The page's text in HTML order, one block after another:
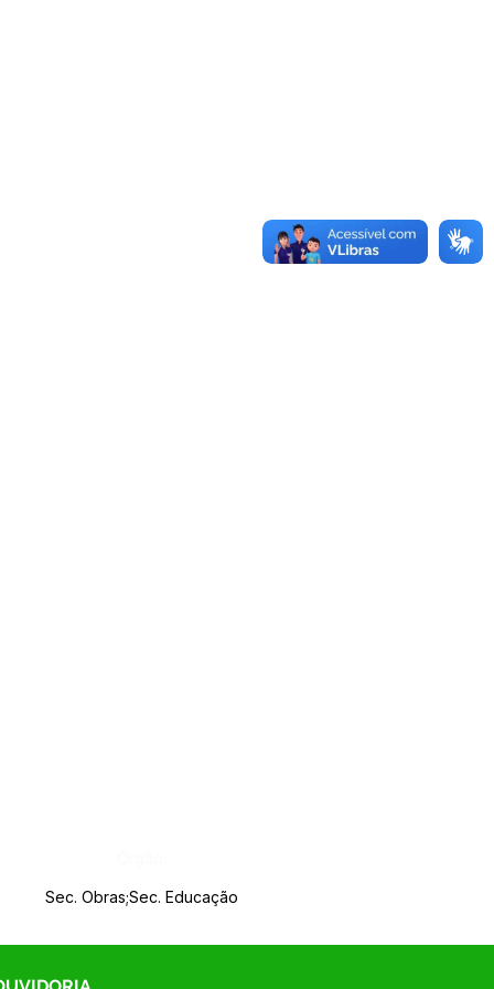
Sec. Obras;Sec. Educação